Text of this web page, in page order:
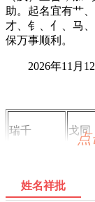
助。起名宜有艹
才、钅、亻、马
保万事顺利。
2026年11月12
瑞千 戈同
点
姓名祥批